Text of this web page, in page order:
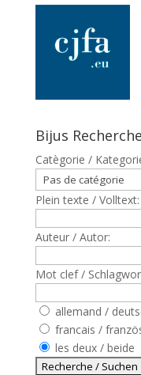
Bijus Recherche
Catègorie /
Plein texte / Volltext:
Auteur / Autor:
Mot clef /
allemand /
francais /
les deux / beide